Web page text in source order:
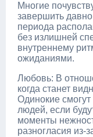
Многие
завершить
периода
без излишней
внутреннему
ожиданиями.
Любовь: В
когда станет
Одинокие
людей, если
моменты
разногласия из-